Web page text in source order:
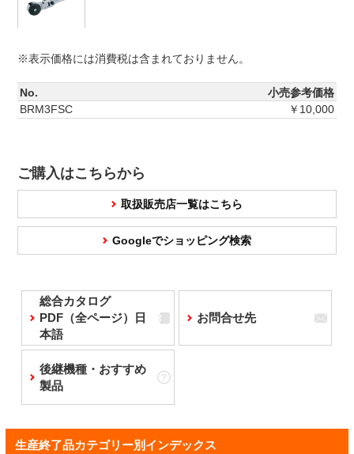
※表示価格には消費税は含まれておりません。
No.
小売参考価格
BRM3FSC
￥10,000
ご購入はこちらから
取扱販売店一覧はこちら
Googleでショッピング検索
総合カタログ
PDF（全ページ）日
本語
お問合せ先
後継機種・おすすめ
製品
生産終了品カテゴリー別インデックス